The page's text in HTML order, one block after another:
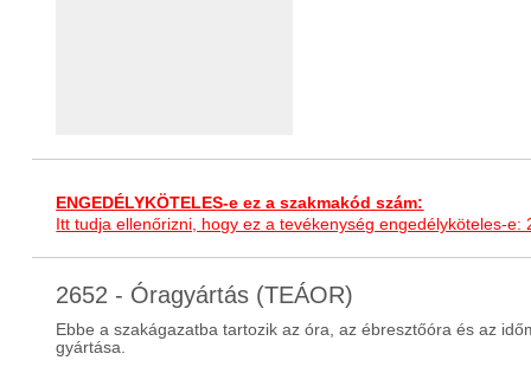
ENGEDÉLYKÖTELES-e ez a szakmakód szám:
Itt tudja ellenőrizni, hogy ez a tevékenység engedélyköteles-e:
2652 - Óragyártás (TEÁOR)
Ebbe a szakágazatba tartozik az óra, az ébresztőóra és az
gyártása.